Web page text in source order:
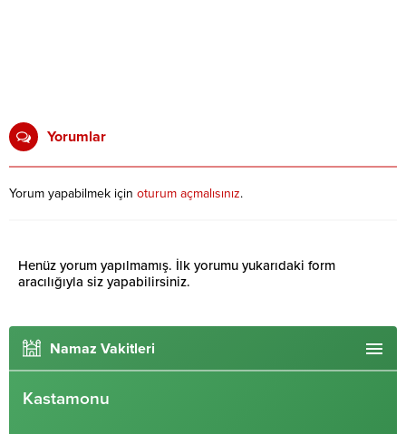
Yorumlar
Yorum yapabilmek için oturum açmalısınız.
Henüz yorum yapılmamış. İlk yorumu yukarıdaki form
aracılığıyla siz yapabilirsiniz.
Namaz Vakitleri
Kastamonu